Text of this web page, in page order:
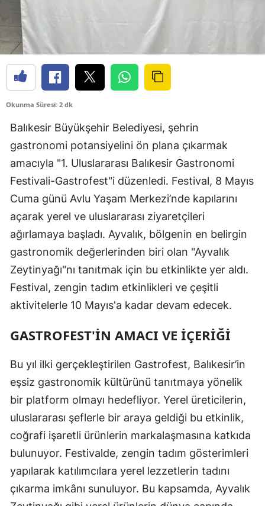
Okunma Süresi: 2 dk
Balıkesir Büyükşehir Belediyesi, şehrin
gastronomi potansiyelini ön plana çıkarmak
amacıyla "1. Uluslararası Balıkesir Gastronomi
Festivali-Gastrofest"i düzenledi. Festival, 8 Mayıs
Cuma günü Avlu Yaşam Merkezi’nde kapılarını
açarak yerel ve uluslararası ziyaretçileri
ağırlamaya başladı. Ayvalık, bölgenin en belirgin
gastronomik değerlerinden biri olan "Ayvalık
Zeytinyağı"nı tanıtmak için bu etkinlikte yer aldı.
Festival, zengin tadım etkinlikleri ve çeşitli
aktivitelerle 10 Mayıs'a kadar devam edecek.
GASTROFEST'IN AMACI VE İÇERIĞI
Bu yıl ilki gerçekleştirilen Gastrofest, Balıkesir’in
eşsiz gastronomik kültürünü tanıtmaya yönelik
bir platform olmayı hedefliyor. Yerel üreticilerin,
uluslararası şeflerle bir araya geldiği bu etkinlik,
coğrafi işaretli ürünlerin markalaşmasına katkıda
bulunuyor. Festivalde, zengin tadım gösterimleri
yapılarak katılımcılara yerel lezzetlerin tadını
çıkarma imkânı sunuluyor. Bu kapsamda, Ayvalık